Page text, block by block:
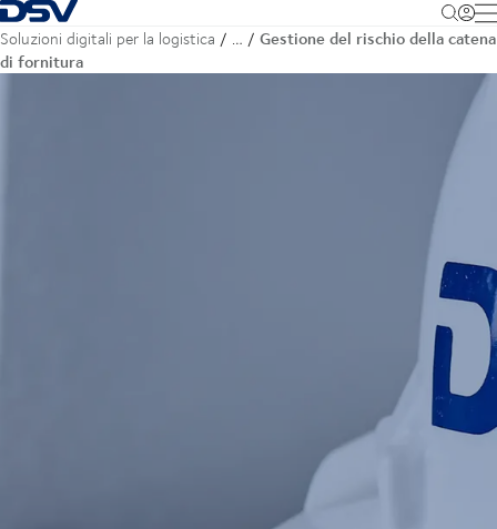
Torna alla pagina iniziale
Soluzioni digitali per la logistica …
Gestione del rischio della catena
di fornitura